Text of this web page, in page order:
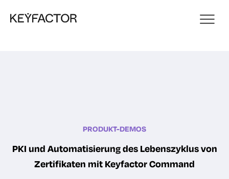
PRODUKT-DEMOS
PKI und Automatisierung des Lebenszyklus von
Zertifikaten mit Keyfactor Command